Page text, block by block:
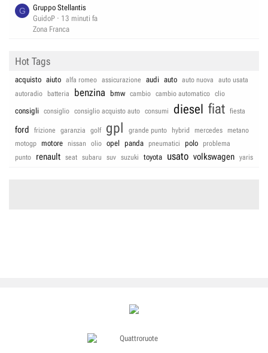
G
Gruppo Stellantis
GuidoP
13 minuti fa
Zona Franca
Hot Tags
acquisto aiuto alfa romeo assicurazione audi auto auto nuova
auto usata
autoradio
batteria benzina bmw cambio cambio automatico clio
consigli consiglio consiglio acquisto auto consumi diesel fiat fiesta
ford frizione garanzia golf gpl grande punto hybrid mercedes
metano
motogp
motore nissan olio opel panda pneumatici polo
problema
punto
renault seat subaru suv suzuki toyota usato volkswagen yaris